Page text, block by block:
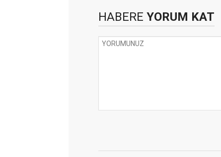
HABERE YORUM KAT